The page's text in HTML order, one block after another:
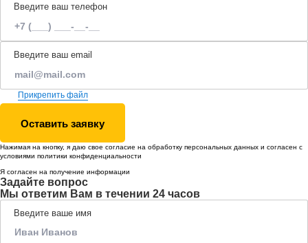
Введите ваш телефон
Введите ваш email
Прикрепить файл
Оставить заявку
Нажимая на кнопку, я даю свое согласие на обработку персональных данных и согласен с
условиями политики конфиденциальности
Я согласен на получение информации
Задайте вопрос
Мы ответим Вам в течении 24 часов
Введите ваше имя